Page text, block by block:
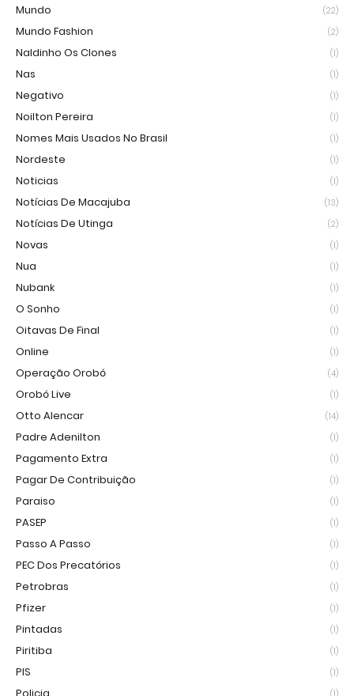
Mundo (22)
Mundo Fashion (2)
Naldinho Os Clones (1)
Nas (1)
Negativo (1)
Noilton Pereira (1)
Nomes Mais Usados No Brasil (1)
Nordeste (1)
Noticias (1)
Notícias De Macajuba (13)
Notícias De Utinga (2)
Novas (1)
Nua (1)
Nubank (1)
O Sonho (1)
Oitavas De Final (1)
Online (1)
Operação Orobó (4)
Orobó Live (1)
Otto Alencar (14)
Padre Adenilton (1)
Pagamento Extra (1)
Pagar De Contribuição (1)
Paraiso (1)
PASEP (1)
Passo A Passo (1)
PEC Dos Precatórios (1)
Petrobras (1)
Pfizer (1)
Pintadas (1)
Piritiba (1)
PIS (1)
Policia